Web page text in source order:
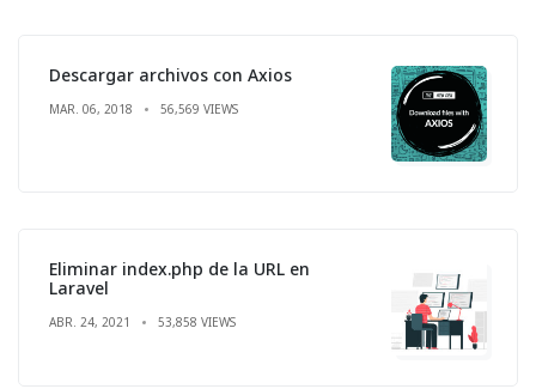
Descargar archivos con Axios
MAR. 06, 2018 56,569 VIEWS
Eliminar index.php de la URL en
Laravel
ABR. 24, 2021 53,858 VIEWS